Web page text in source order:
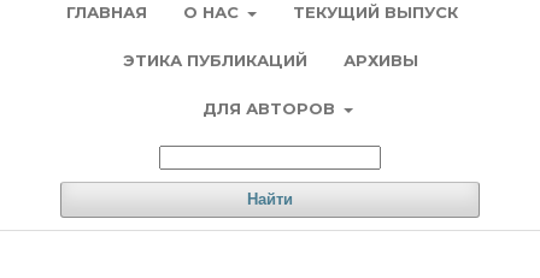
ГЛАВНАЯ О НАС ТЕКУЩИЙ ВЫПУСК
ЭТИКА ПУБЛИКАЦИЙ АРХИВЫ
ДЛЯ АВТОРОВ
Найти